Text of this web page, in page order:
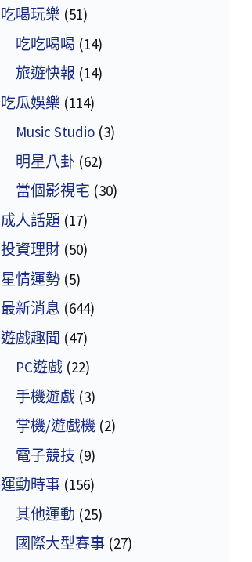
吃喝玩樂 (51)
吃吃喝喝 (14)
旅遊快報 (14)
吃瓜娛樂 (114)
Music Studio (3)
明星八卦 (62)
當個影視宅 (30)
成人話題 (17)
投資理財 (50)
星情運勢 (5)
最新消息 (644)
遊戲趣聞 (47)
PC遊戲 (22)
手機遊戲 (3)
掌機/遊戲機 (2)
電子競技 (9)
運動時事 (156)
其他運動 (25)
國際大型賽事 (27)